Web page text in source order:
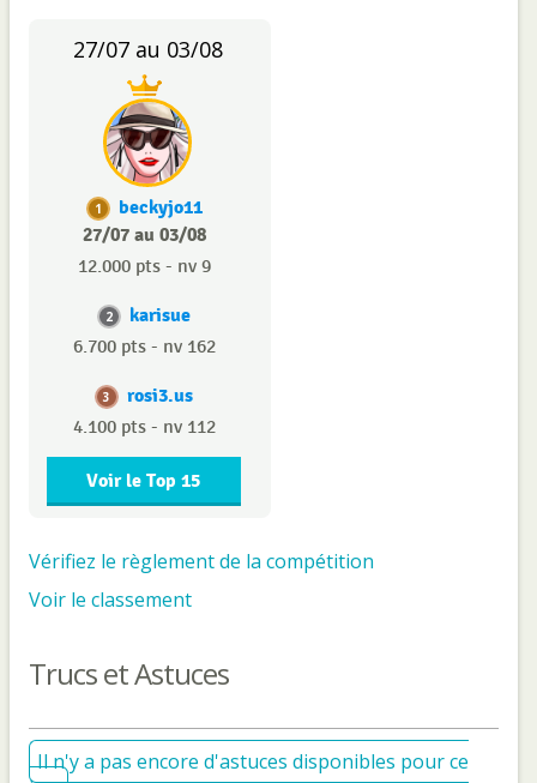
27/07 au 03/08
1
beckyjo11
27/07 au 03/08
12.000 pts - nv 9
2 karisue
6.700 pts - nv 162
3 rosi3.us
4.100 pts - nv 112
Voir le Top 15
Vérifiez le règlement de la compétition
Voir le classement
Trucs et Astuces
Il n'y a pas encore d'astuces disponibles pour ce